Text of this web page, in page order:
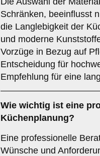
Schränken, beeinflusst
die Langlebigkeit der
und moderne
Vorzüge in Bezug auf
Entscheidung für
Empfehlung für eine
Wie wichtig ist eine
Küchenplanung?
Eine professionelle
Wünsche und